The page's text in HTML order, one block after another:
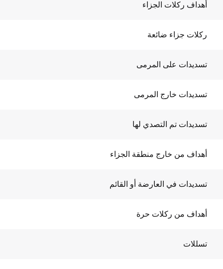
أهداف ركلات الجزاء
ركلات جزاء ضائعة
تسديدات على المرمى
تسديدات خارج المرمى
تسديدات تم التصدي لها
أهداف من خارج منطقة الجزاء
تسديدات في العارضة أو القائم
أهداف من ركلات حرة
تسللات